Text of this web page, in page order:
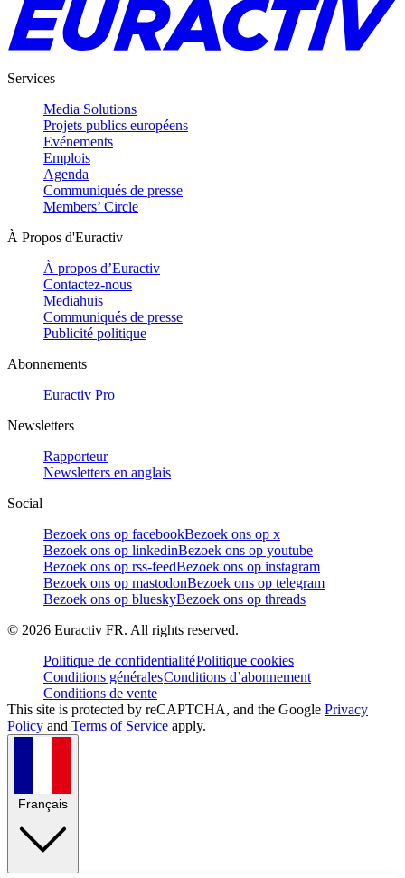
Services
Media Solutions
Projets publics européens
Evénements
Emplois
Agenda
Communiqués de presse
Members’ Circle
À Propos d'Euractiv
À propos d’Euractiv
Contactez-nous
Mediahuis
Communiqués de presse
Publicité politique
Abonnements
Euractiv Pro
Newsletters
Rapporteur
Newsletters en anglais
Social
Bezoek ons op facebookBezoek ons op x
Bezoek ons op linkedinBezoek ons op youtube
Bezoek ons op rss-feedBezoek ons op instagram
Bezoek ons op mastodonBezoek ons op telegram
Bezoek ons op blueskyBezoek ons op threads
© 2026 Euractiv FR. All rights reserved.
Politique de confidentialitéPolitique cookies
Conditions généralesConditions d’abonnement
Conditions de vente
This site is protected by reCAPTCHA, and the Google Privacy
Policy and Terms of Service apply.
Français